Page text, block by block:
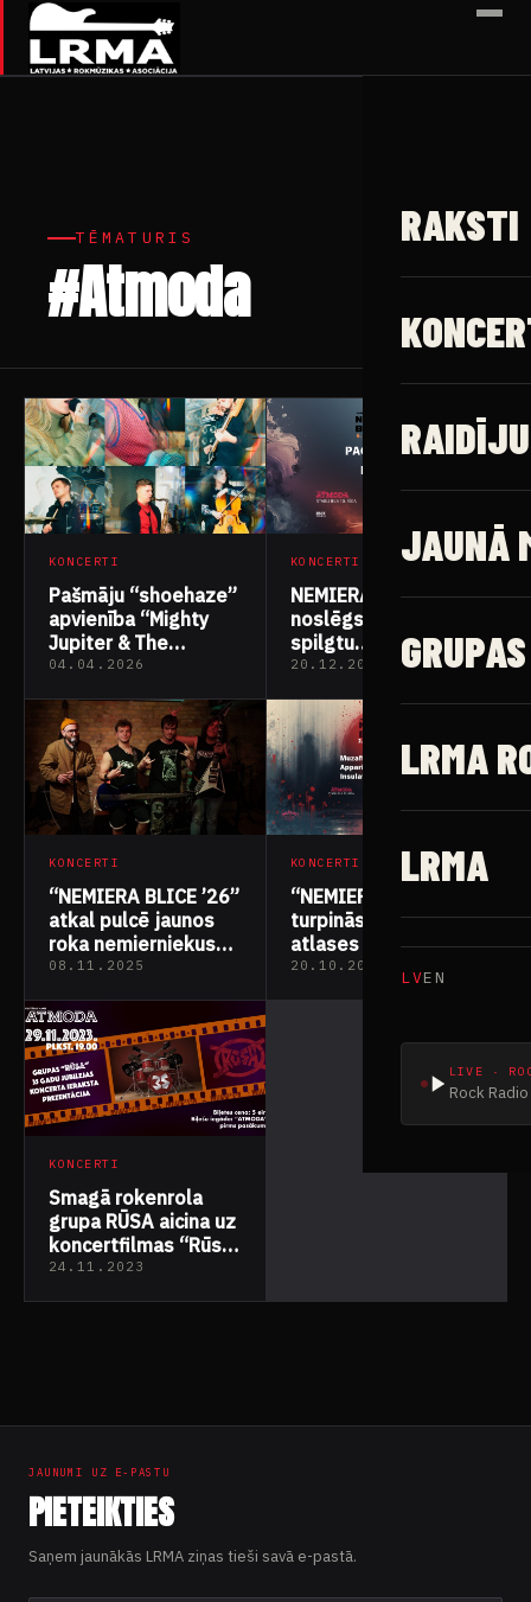
✕
RAKSTI
JAUNĀ
GRUPAS
LRMA
LRMA
LVEN
LIVE ·
Rock
TĒMATURIS
#Atmoda
KONCERTI
Pašmāju “shoehaze”
apvienība “Mighty
Jupiter & The
Mooncake Band”
latviešu valodā
04.04.2026
KONCERTI
NEMIERA BLICE ’26
noslēgs gada ciklu ar
spilgtu
koncertvakaru
20.12.2025
KONCERTI
“NEMIERA BLICE ’26”
atkal pulcē jaunos
roka nemierniekus
“Atmodā”
08.11.2025
KONCERTI
“NEMIERA BLICE ’26”
turpinās ar otro
atlases koncertu –
uz “Atmodas”
skatuves kāps trīs
20.10.2025
KONCERTI
Smagā rokenrola
grupa RŪSA aicina uz
koncertfilmas “Rūsa.
35 gadu jubilejas
24.11.2023
JAUNUMI UZ E-PASTU
PIETEIKTIES
Saņem jaunākās LRMA ziņas tieši savā e-pastā.